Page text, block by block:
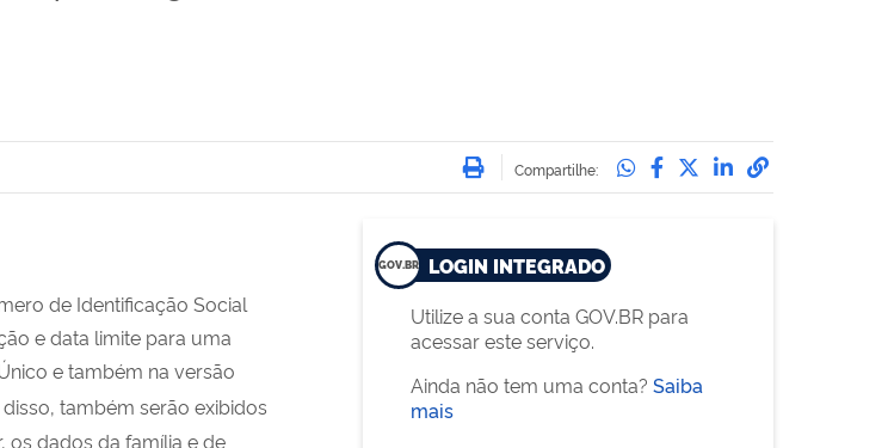
Imprimir
Compartilhe: Compartilhe no
Compartilhe no
Compartilhe no
Compartilhe
de Identificação Social
e data limite para uma
e também na versão
disso, também serão exibidos
os dados da família e de
LOGIN INTEGRADO
Utilize a sua conta GOV.BR para
acessar este serviço.
Ainda não tem uma conta? Saiba
mais